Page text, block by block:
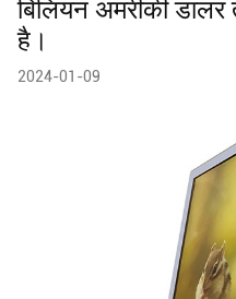
बिलियन अमरीकी
है।
2024-01-09